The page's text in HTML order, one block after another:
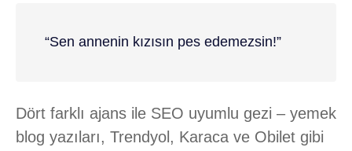
“Sen annenin kızısın pes edemezsin!”
Dört farklı ajans ile SEO uyumlu gezi – yemek
blog yazıları, Trendyol, Karaca ve Obilet gibi